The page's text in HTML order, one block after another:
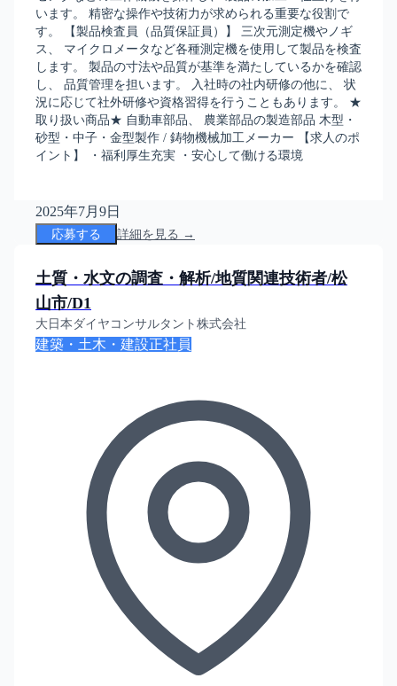
います。 精密な操作や技術力が求められる重要な役割で
す。 【製品検査員（品質保証員）】 三次元測定機やノギ
ス、 マイクロメータなど各種測定機を使用して製品を検査
します。 製品の寸法や品質が基準を満たしているかを確認
し、 品質管理を担います。 入社時の社内研修の他に、 状
況に応じて社外研修や資格習得を行うこともあります。 ★
取り扱い商品★ 自動車部品、 農業部品の製造部品 木型・
砂型・中子・金型製作 / 鋳物機械加工メーカー 【求人のポ
イント】 ・福利厚生充実 ・安心して働ける環境
2025年7月9日
応募する 詳細を見る →
土質・水文の調査・解析/地質関連技術者/松
山市/D1
大日本ダイヤコンサルタント株式会社
建築・土木・建設正社員